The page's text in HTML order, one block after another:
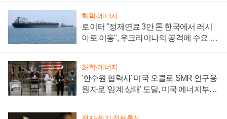
화학·에너지
로이터 "정제연료 3만 톤 한국에서 러시
아로 이동", 우크라이나의 공격에 수요 늘
화학·에너지
'한수원 협력사' 미국 오클로 SMR 연구용
원자로 '임계 상태' 도달, 미국 에너지부